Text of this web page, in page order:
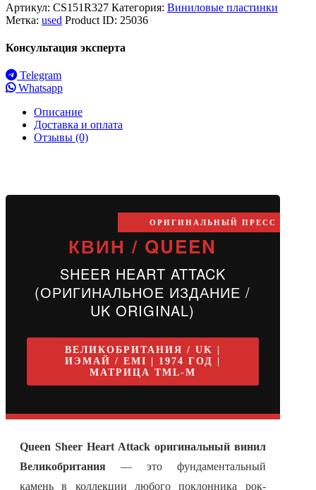
Артикул: CS151R327 Категория: Виниловые пластинки
Метка: used Product ID: 25036
Консультация эксперта
Telegram
Whatsapp
Описание
Доставка и оплата
Отзывы (0)
ОРИГИНАЛЬНЫЙ ПРЕСС
КВИН / QUEEN
SHEER HEART ATTACK
(ОРИГИНАЛЬНОЕ ИЗДАНИЕ /
UK ORIGINAL)
ВЕЛИКОБРИТАНИЯ / UK |
ИЭМАЙ / EMI | 1974 ГОД |
МАТРИЦА TML-M
Queen Sheer Heart Attack оригинальный винил
Великобритания — это фундаментальный
камень в коллекции любого поклонника рок-